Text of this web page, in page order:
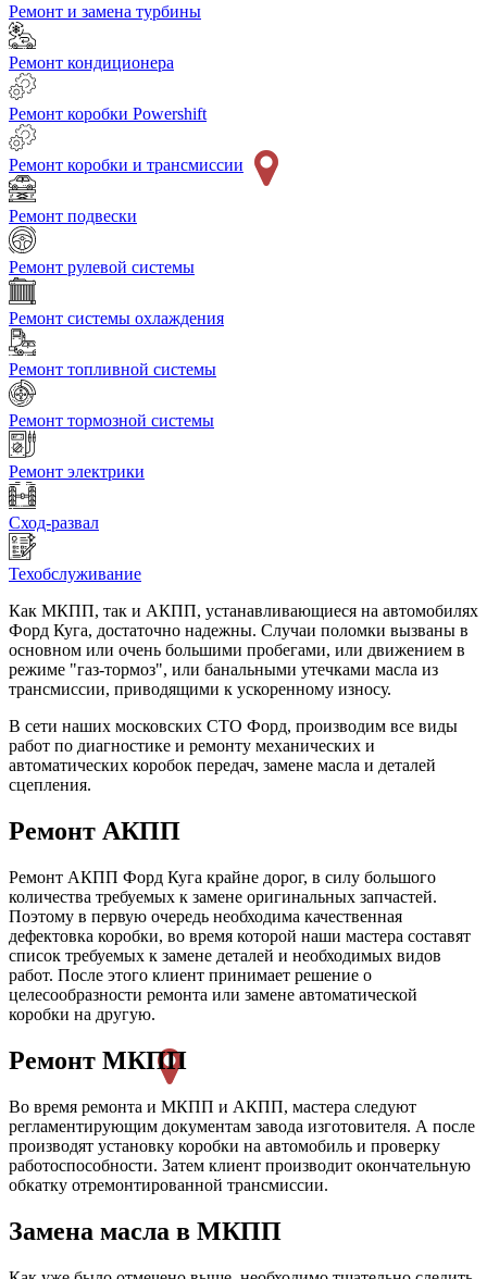
Ремонт и замена турбины
Ремонт кондиционера
Ремонт коробки Powershift
Ремонт коробки и трансмиссии
Ремонт подвески
Ремонт рулевой системы
Ремонт системы охлаждения
Ремонт топливной системы
Ремонт тормозной системы
Ремонт электрики
Сход-развал
Техобслуживание
Как МКПП, так и АКПП, устанавливающиеся на автомобилях
Форд Куга, достаточно надежны. Случаи поломки вызваны в
основном или очень большими пробегами, или движением в
режиме "газ-тормоз", или банальными утечками масла из
трансмиссии, приводящими к ускоренному износу.
В сети наших московских СТО Форд, производим все виды
работ по диагностике и ремонту механических и
автоматических коробок передач, замене масла и деталей
сцепления.
Ремонт АКПП
Ремонт АКПП Форд Куга крайне дорог, в силу большого
количества требуемых к замене оригинальных запчастей.
Поэтому в первую очередь необходима качественная
дефектовка коробки, во время которой наши мастера составят
список требуемых к замене деталей и необходимых видов
работ. После этого клиент принимает решение о
целесообразности ремонта или замене автоматической
коробки на другую.
Ремонт МКПП
Во время ремонта и МКПП и АКПП, мастера следуют
регламентирующим документам завода изготовителя. А после
производят установку коробки на автомобиль и проверку
работоспособности. Затем клиент производит окончательную
обкатку отремонтированной трансмиссии.
Замена масла в МКПП